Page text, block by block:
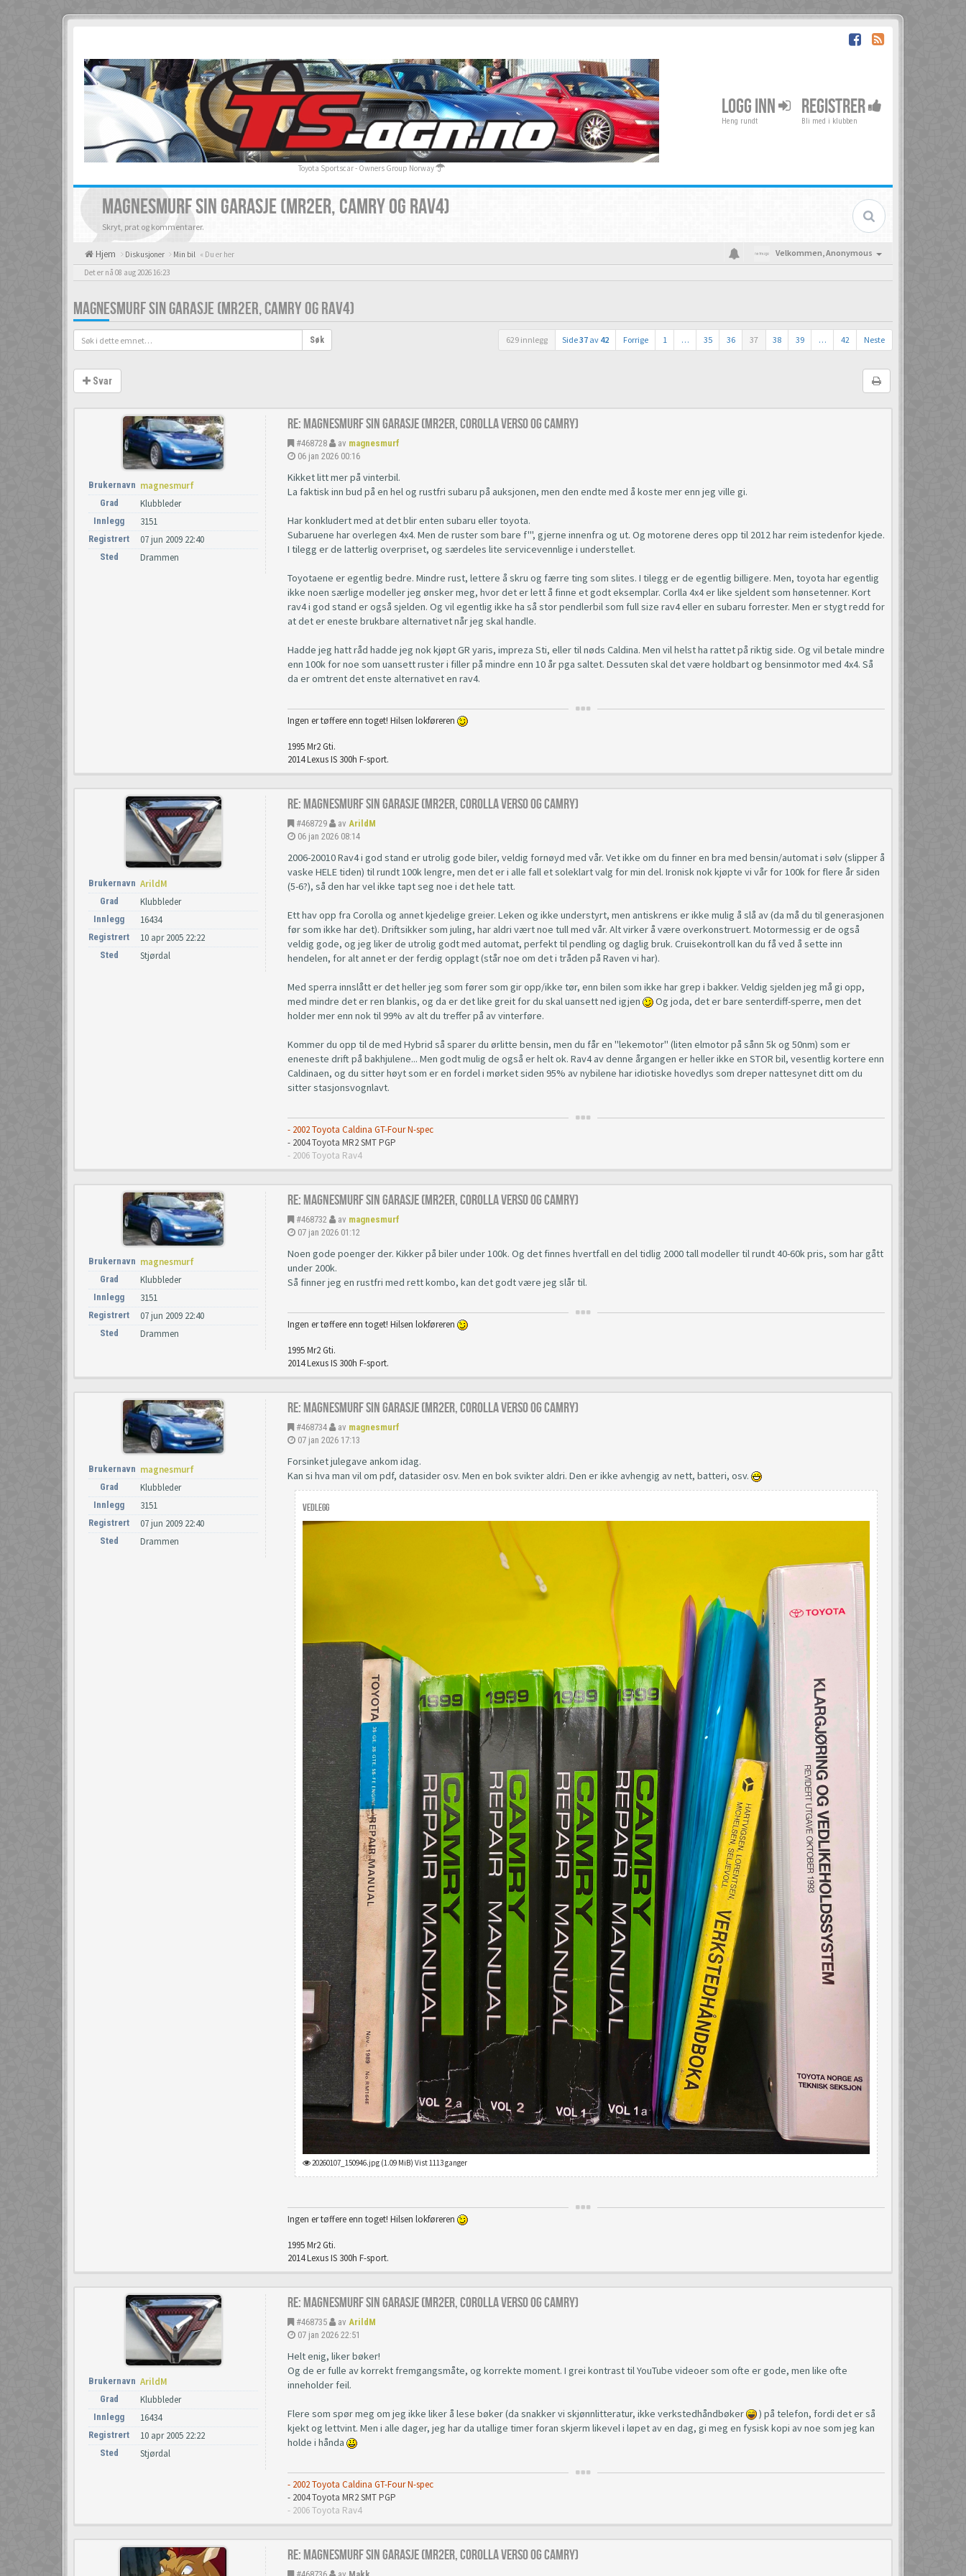
Toyota Sportscar - Owners Group Norway
LOGG INN
Heng rundt
REGISTRER
Bli med i klubben
MAGNESMURF SIN GARASJE (MR2ER, CAMRY OG RAV4)
Skryt, prat og kommentarer.
Hjem Diskusjoner Min bil « Du er her Velkommen,Anonymous
Det er nå 08 aug 2026 16:23
MAGNESMURF SIN GARASJE (MR2ER, CAMRY OG RAV4)
Søk 629 innlegg Side37 av 42 Forrige 1 … 35 36 37 38 39 … 42 Neste
Svar
Re: Magnesmurf sin garasje (mr2er, corolla verso og camry)
#468728 av magnesmurf
06 jan 2026 00:16
Kikket litt mer på vinterbil.
La faktisk inn bud på en hel og rustfri subaru på auksjonen, men den endte med å koste mer enn jeg ville gi.
Har konkludert med at det blir enten subaru eller toyota.
Subaruene har overlegen 4x4. Men de ruster som bare f''', gjerne innenfra og ut. Og motorene deres opp til 2012 har reim istedenfor kjede.
I tilegg er de latterlig overpriset, og særdeles lite servicevennlige i understellet.
Toyotaene er egentlig bedre. Mindre rust, lettere å skru og færre ting som slites. I tilegg er de egentlig billigere. Men, toyota har egentlig
ikke noen særlige modeller jeg ønsker meg, hvor det er lett å finne et godt eksemplar. Corlla 4x4 er like sjeldent som hønsetenner. Kort
rav4 i god stand er også sjelden. Og vil egentlig ikke ha så stor pendlerbil som full size rav4 eller en subaru forrester. Men er stygt redd for
at det er eneste brukbare alternativet når jeg skal handle.
Hadde jeg hatt råd hadde jeg nok kjøpt GR yaris, impreza Sti, eller til nøds Caldina. Men vil helst ha rattet på riktig side. Og vil betale mindre
enn 100k for noe som uansett ruster i filler på mindre enn 10 år pga saltet. Dessuten skal det være holdbart og bensinmotor med 4x4. Så
da er omtrent det enste alternativet en rav4.
Ingen er tøffere enn toget! Hilsen lokføreren
1995 Mr2 Gti.
2014 Lexus IS 300h F-sport.
Brukernavn magnesmurf
Grad Klubbleder
Innlegg 3151
Registrert 07 jun 2009 22:40
Sted Drammen
Re: Magnesmurf sin garasje (mr2er, corolla verso og camry)
#468729 av ArildM
06 jan 2026 08:14
2006-20010 Rav4 i god stand er utrolig gode biler, veldig fornøyd med vår. Vet ikke om du finner en bra med bensin/automat i sølv (slipper å
vaske HELE tiden) til rundt 100k lengre, men det er i alle fall et soleklart valg for min del. Ironisk nok kjøpte vi vår for 100k for flere år siden
(5-6?), så den har vel ikke tapt seg noe i det hele tatt.
Ett hav opp fra Corolla og annet kjedelige greier. Leken og ikke understyrt, men antiskrens er ikke mulig å slå av (da må du til generasjonen
før som ikke har det). Driftsikker som juling, har aldri vært noe tull med vår. Alt virker å være overkonstruert. Motormessig er de også
veldig gode, og jeg liker de utrolig godt med automat, perfekt til pendling og daglig bruk. Cruisekontroll kan du få ved å sette inn
hendelen, for alt annet er der ferdig opplagt (står noe om det i tråden på Raven vi har).
Med sperra innslått er det heller jeg som fører som gir opp/ikke tør, enn bilen som ikke har grep i bakker. Veldig sjelden jeg må gi opp,
med mindre det er ren blankis, og da er det like greit for du skal uansett ned igjen
Og joda, det er bare senterdiff-sperre, men det
holder mer enn nok til 99% av alt du treffer på av vinterføre.
Kommer du opp til de med Hybrid så sparer du ørlitte bensin, men du får en "lekemotor" (liten elmotor på sånn 5k og 50nm) som er
eneneste drift på bakhjulene... Men godt mulig de også er helt ok. Rav4 av denne årgangen er heller ikke en STOR bil, vesentlig kortere enn
Caldinaen, og du sitter høyt som er en fordel i mørket siden 95% av nybilene har idiotiske hovedlys som dreper nattesynet ditt om du
sitter stasjonsvognlavt.
- 2002 Toyota Caldina GT-Four N-spec
- 2004 Toyota MR2 SMT PGP
- 2006 Toyota Rav4
Brukernavn ArildM
Grad Klubbleder
Innlegg 16434
Registrert 10 apr 2005 22:22
Sted Stjørdal
Re: Magnesmurf sin garasje (mr2er, corolla verso og camry)
#468732 av magnesmurf
07 jan 2026 01:12
Noen gode poenger der. Kikker på biler under 100k. Og det finnes hvertfall en del tidlig 2000 tall modeller til rundt 40-60k pris, som har gått
under 200k.
Så finner jeg en rustfri med rett kombo, kan det godt være jeg slår til.
Ingen er tøffere enn toget! Hilsen lokføreren
1995 Mr2 Gti.
2014 Lexus IS 300h F-sport.
Brukernavn magnesmurf
Grad Klubbleder
Innlegg 3151
Registrert 07 jun 2009 22:40
Sted Drammen
Re: Magnesmurf sin garasje (mr2er, corolla verso og camry)
#468734 av magnesmurf
07 jan 2026 17:13
Forsinket julegave ankom idag.
Kan si hva man vil om pdf, datasider osv. Men en bok svikter aldri. Den er ikke avhengig av nett, batteri, osv.
Vedlegg
20260107_150946.jpg (1.09 MiB) Vist 1113 ganger
Ingen er tøffere enn toget! Hilsen lokføreren
1995 Mr2 Gti.
2014 Lexus IS 300h F-sport.
Brukernavn magnesmurf
Grad Klubbleder
Innlegg 3151
Registrert 07 jun 2009 22:40
Sted Drammen
Re: Magnesmurf sin garasje (mr2er, corolla verso og camry)
#468735 av ArildM
07 jan 2026 22:51
Helt enig, liker bøker!
Og de er fulle av korrekt fremgangsmåte, og korrekte moment. I grei kontrast til YouTube videoer som ofte er gode, men like ofte
inneholder feil.
Flere som spør meg om jeg ikke liker å lese bøker (da snakker vi skjønnlitteratur, ikke verkstedhåndbøker
) på telefon, fordi det er så
kjekt og lettvint. Men i alle dager, jeg har da utallige timer foran skjerm likevel i løpet av en dag, gi meg en fysisk kopi av noe som jeg kan
holde i hånda
- 2002 Toyota Caldina GT-Four N-spec
- 2004 Toyota MR2 SMT PGP
- 2006 Toyota Rav4
Brukernavn ArildM
Grad Klubbleder
Innlegg 16434
Registrert 10 apr 2005 22:22
Sted Stjørdal
Re: Magnesmurf sin garasje (mr2er, corolla verso og camry)